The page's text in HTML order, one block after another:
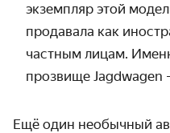
экземпляр этой
продавала как
частным лицам.
прозвище
Ещё один необычный